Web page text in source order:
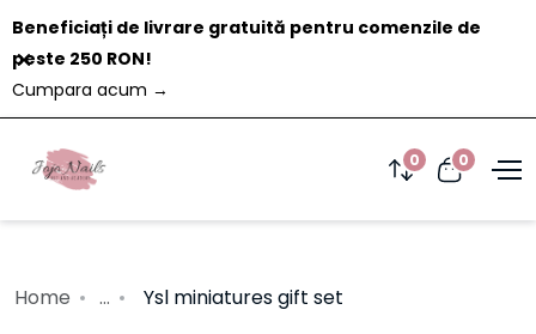
Beneficiați de livrare gratuită pentru comenzile de
peste 250 RON!
Cumpara acum →
Închide
0 0
Home ... Ysl miniatures gift set